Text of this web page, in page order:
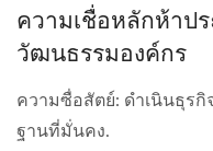
ความเชื่อหลักห้าป
วัฒนธรรมองค์กร
ความซื่อสัตย์: ดำเนินธุร
ฐานที่มั่นคง.